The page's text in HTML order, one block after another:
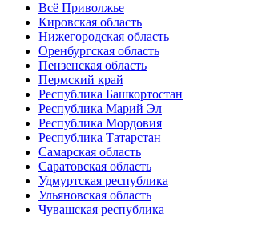
Всё Приволжье
Кировская область
Нижегородская область
Оренбургская область
Пензенская область
Пермский край
Республика Башкортостан
Республика Марий Эл
Республика Мордовия
Республика Татарстан
Самарская область
Саратовская область
Удмуртская республика
Ульяновская область
Чувашская республика